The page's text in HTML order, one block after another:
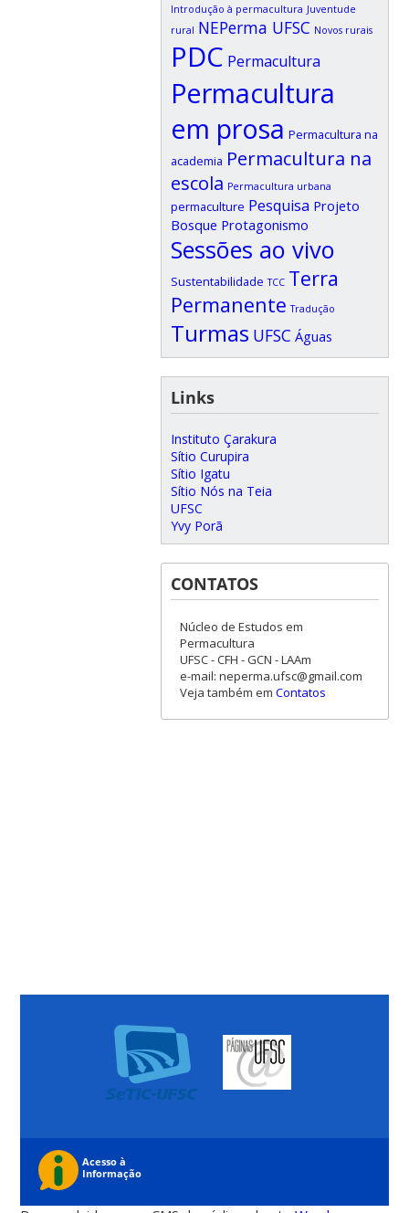
Introdução à permacultura Juventude
rural NEPerma UFSC Novos rurais
PDC Permacultura
Permacultura
em prosa Permacultura na
academia Permacultura na
escola Permacultura urbana
permaculture Pesquisa Projeto
Bosque Protagonismo
Sessões ao vivo
Sustentabilidade TCC Terra
Permanente Tradução
Turmas UFSC Águas
Links
Instituto Çarakura
Sítio Curupira
Sítio Igatu
Sítio Nós na Teia
UFSC
Yvy Porã
CONTATOS
Núcleo de Estudos em
Permacultura
UFSC - CFH - GCN - LAAm
e-mail: neperma.ufsc@gmail.com
Veja também em Contatos